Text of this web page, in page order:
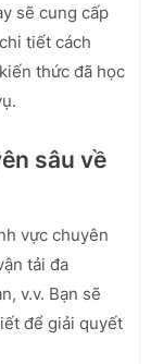
sẽ cung cấp
tiết cách
thức đã học
sâu về
vực chuyên
tải đa
v.v. Bạn sẽ
để giải quyết